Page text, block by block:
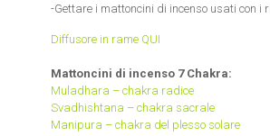
-Gettare i mattoncini di incenso usati con i
Diffusore in rame QUI
Mattoncini di incenso 7 Chakra:
Muladhara – chakra radice
Svadhishtana – chakra sacrale
Manipura – chakra del plesso solare